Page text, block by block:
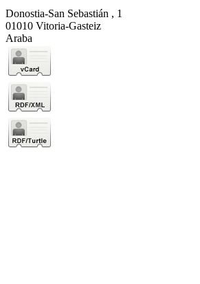
Donostia-San Sebastián , 1
01010 Vitoria-Gasteiz
Araba